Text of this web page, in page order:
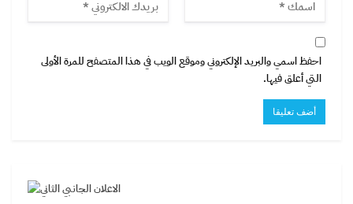
احفظ اسمي والبريد الإلكتروني وموقع الويب في هذا المتصفح للمرة الأولى
التي أعلق فيها.